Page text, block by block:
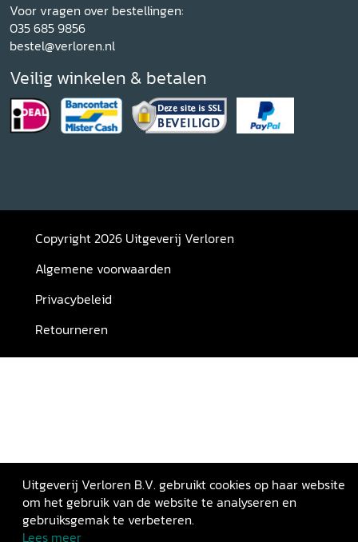
Voor vragen over bestellingen:
035 685 9856
bestel@verloren.nl
Veilig winkelen & betalen
Copyright 2026 Uitgeverij Verloren
Algemene voorwaarden
Privacybeleid
Retourneren
Uitgeverij Verloren B.V. gebruikt cookies op haar website
om het gebruik van de website te analyseren en
gebruiksgemak te verbeteren.
Lees meer